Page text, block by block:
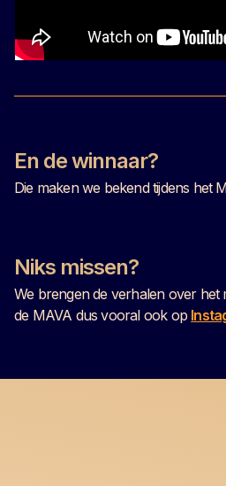
En de winnaar?
Die maken we bekend tijdens het
Niks missen?
We brengen de verhalen over het
de MAVA dus vooral ook op